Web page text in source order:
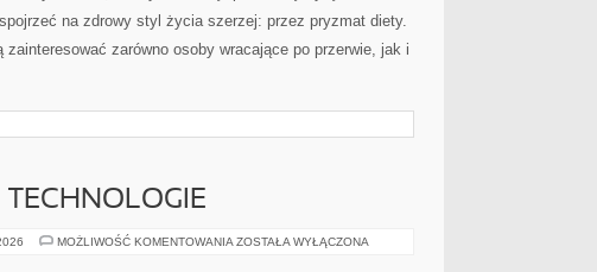
na zdrowy styl życia szerzej: przez pryzmat diety.
zarówno osoby wracające po przerwie, jak i
TECHNOLOGIE
MOŻLIWOŚĆ KOMENTOWANIA INTERNET
ZOSTAŁA WYŁĄCZONA